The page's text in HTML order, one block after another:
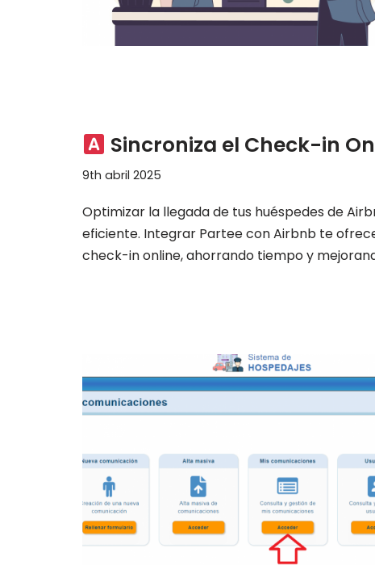
Sincroniza el Check-in
9th abril 2025
Optimizar la llegada de tus huéspedes de
eficiente. Integrar Partee con Airbnb te
check-in online, ahorrando tiempo y